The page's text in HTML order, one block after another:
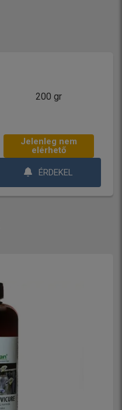
200 gr
Jelenleg nem
elérhető
ÉRDEKEL